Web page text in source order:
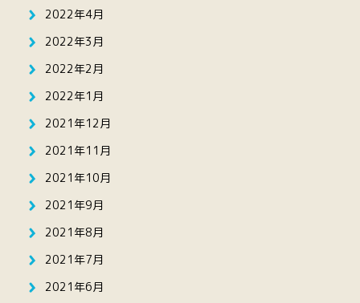
2022年4月
2022年3月
2022年2月
2022年1月
2021年12月
2021年11月
2021年10月
2021年9月
2021年8月
2021年7月
2021年6月